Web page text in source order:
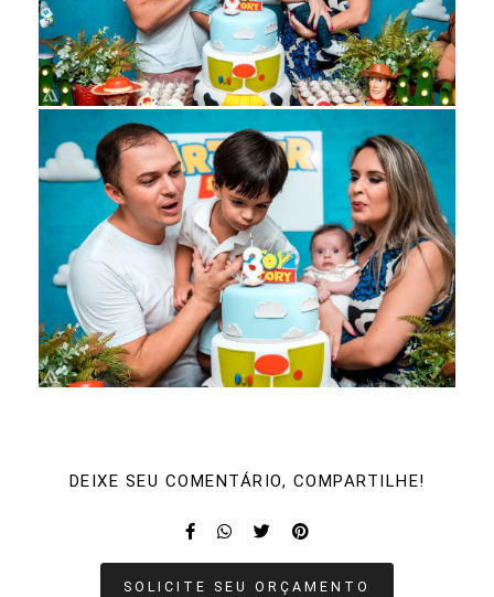
DEIXE SEU COMENTÁRIO, COMPARTILHE!
SOLICITE SEU ORÇAMENTO